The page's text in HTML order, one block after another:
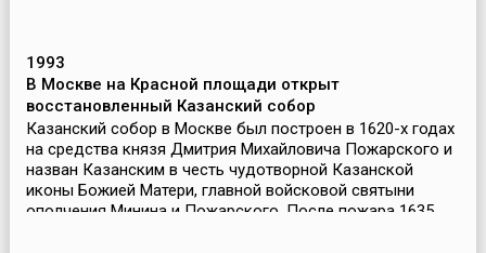
1993
В Москве на Красной площади открыт
восстановленный Казанский собор
Казанский собор в Москве был построен в 1620-х годах
на средства князя Дмитрия Михайловича Пожарского и
назван Казанским в честь чудотворной Казанской
иконы Божией Матери, главной войсковой святыни
ополчения Минина и Пожарского. После пожара 1635...